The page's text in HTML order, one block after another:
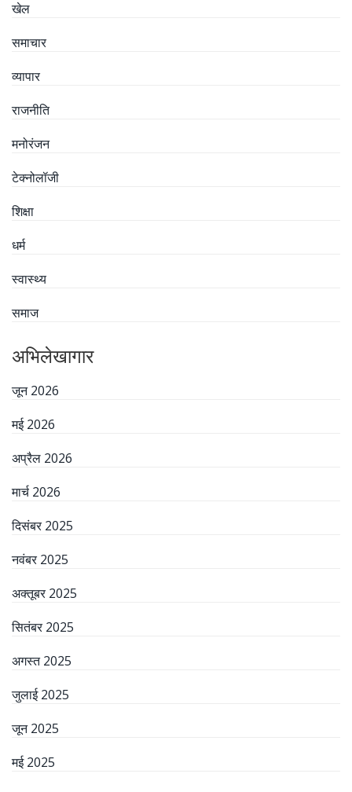
खेल
समाचार
व्यापार
राजनीति
मनोरंजन
टेक्नोलॉजी
शिक्षा
धर्म
स्वास्थ्य
समाज
अभिलेखागार
जून 2026
मई 2026
अप्रैल 2026
मार्च 2026
दिसंबर 2025
नवंबर 2025
अक्तूबर 2025
सितंबर 2025
अगस्त 2025
जुलाई 2025
जून 2025
मई 2025